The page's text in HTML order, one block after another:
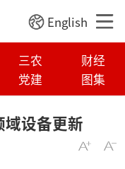
English
三农
财经
党建 图集
设备更新